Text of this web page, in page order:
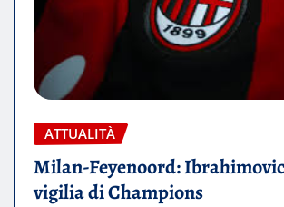
ATTUALITÀ
Milan-Feyenoord:
vigilia di Champions